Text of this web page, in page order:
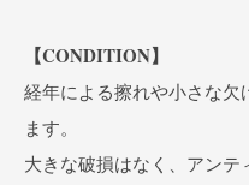
【CONDITION】
経年による擦れや小さな
ます。
大きな破損はなく、アン